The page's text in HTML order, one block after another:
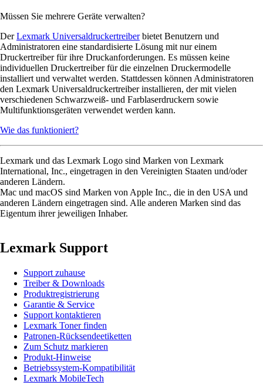
Müssen Sie mehrere Geräte verwalten?
DerLexmark Universaldruckertreiberbietet Benutzern und
Administratoren eine standardisierte Lösung mit nur einem
Druckertreiber für ihre Druckanforderungen. Es müssen keine
individuellen Druckertreiber für die einzelnen Druckermodelle
installiert und verwaltet werden. Stattdessen können Administratoren
den Lexmark Universaldruckertreiber installieren, der mit vielen
verschiedenen Schwarzweiß- und Farblaserdruckern sowie
Multifunktionsgeräten verwendet werden kann.
Wie das funktioniert?
Lexmark und das Lexmark Logo sind Marken von Lexmark
International, Inc., eingetragen in den Vereinigten Staaten und/oder
anderen Ländern.
Mac und macOS sind Marken von Apple Inc., die in den USA und
anderen Ländern eingetragen sind. Alle anderen Marken sind das
Eigentum ihrer jeweiligen Inhaber.
Lexmark Support
Support zuhause
Treiber & Downloads
Produktregistrierung
Garantie & Service
Support kontaktieren
Lexmark Toner finden
Patronen-Rücksendeetiketten
Zum Schutz markieren
Produkt-Hinweise
Betriebssystem-Kompatibilität
Lexmark MobileTech